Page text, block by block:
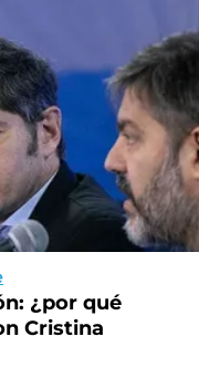
¿por qué
Cristina